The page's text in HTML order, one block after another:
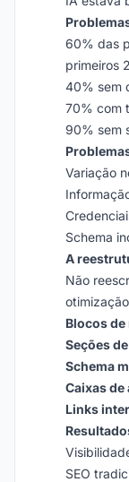
60% das
primeiros
40% sem
70% com
90% sem
Variação
Schema
A
Não
Blocos
Seções de
Schema
Caixas de
Links
SEO